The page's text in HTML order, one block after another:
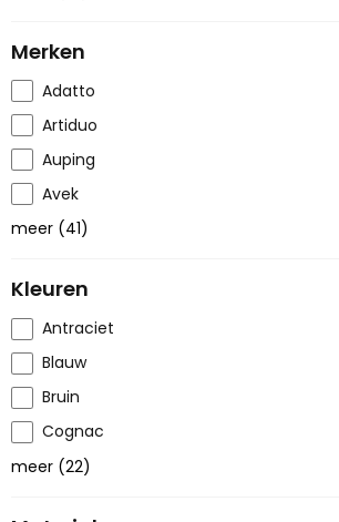
Merken
Adatto
Artiduo
Auping
Avek
meer (41)
Kleuren
Antraciet
Blauw
Bruin
Cognac
meer (22)